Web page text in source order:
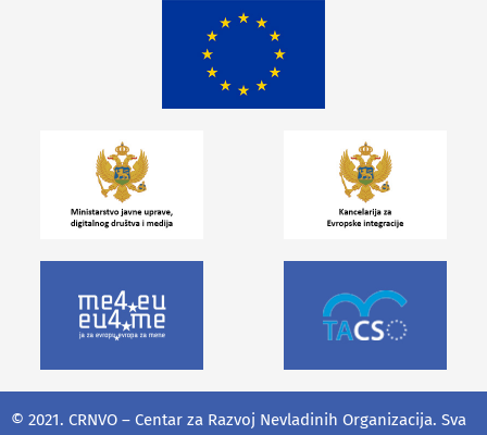
© 2021. CRNVO – Centar za Razvoj Nevladinih Organizacija. Sva